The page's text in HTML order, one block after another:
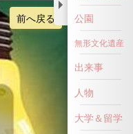
前へ戻る 公園
無形文化遺産
出来事
人物
大学＆留学